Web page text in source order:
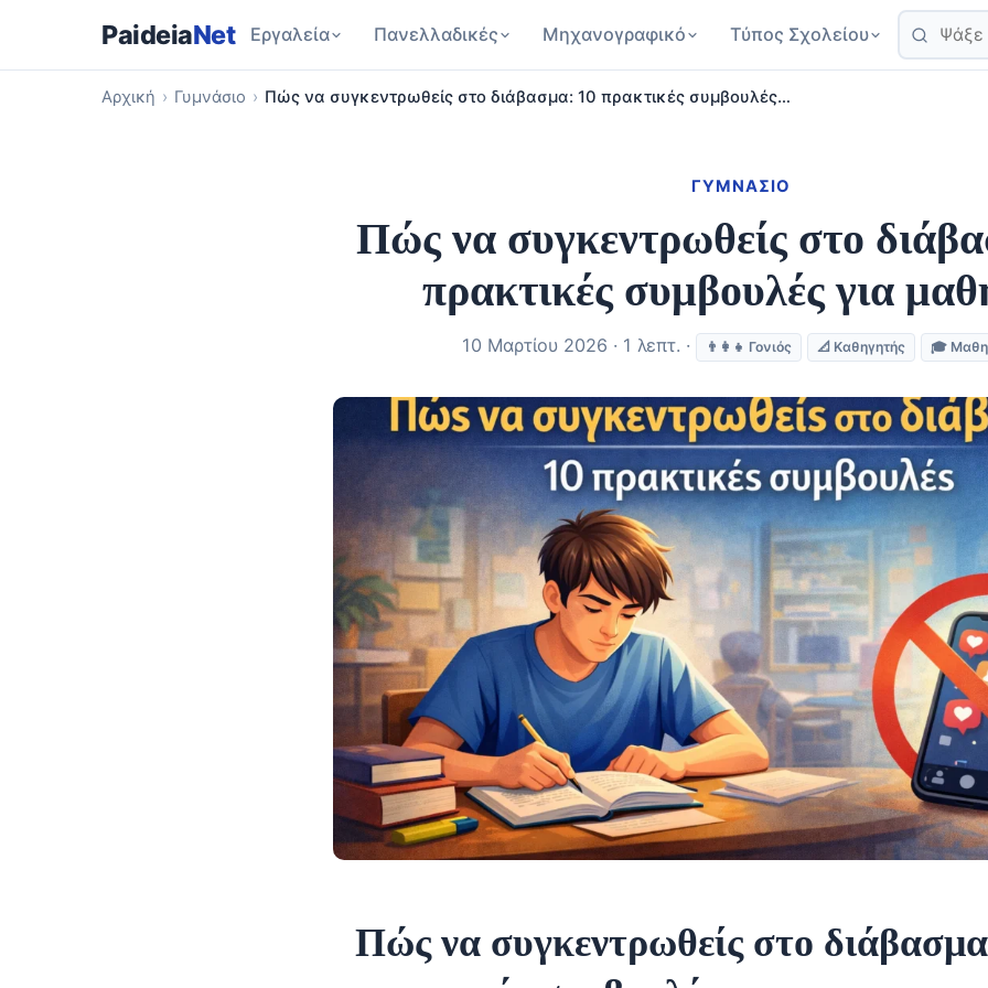
PaideiaNet Εργαλεία Πανελλαδικές Μηχανογραφικό Τύπος Σχολείου
Αρχική › Γυμνάσιο › Πώς να συγκεντρωθείς στο διάβασμα: 10 πρακτικές συμβουλές…
ΓΥΜΝΆΣΙΟ
Πώς να συγκεντρωθείς στο
πρακτικές συμβουλές για
10 Μαρτίου 2026 · 1 λεπτ. · 👨‍👩‍👧 Γονιός 📐 Καθηγητής 🎓
Πώς να συγκεντρωθείς στο